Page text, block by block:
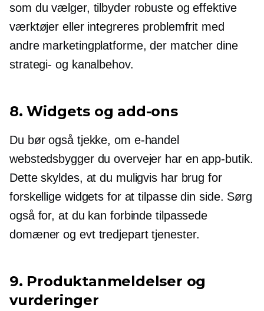
som du vælger, tilbyder robuste og effektive
værktøjer eller integreres problemfrit med
andre marketingplatforme, der matcher dine
strategi- og kanalbehov.
8. Widgets og add-ons
Du bør også tjekke, om e-handel
webstedsbygger du overvejer har en app-butik.
Dette skyldes, at du muligvis har brug for
forskellige widgets for at tilpasse din side. Sørg
også for, at du kan forbinde tilpassede
domæner og evt tredjeparttjenester.
9. Produktanmeldelser og
vurderinger